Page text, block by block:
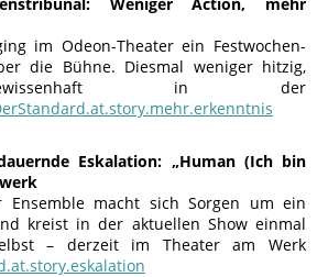
im Odeon-Theater ein Festwochen-
die Bühne. Diesmal weniger hitzig,
in der
Eskalation: „Human (Ich bin
Ensemble macht sich Sorgen um ein
kreist in der aktuellen Show einmal
– derzeit im Theater am Werk